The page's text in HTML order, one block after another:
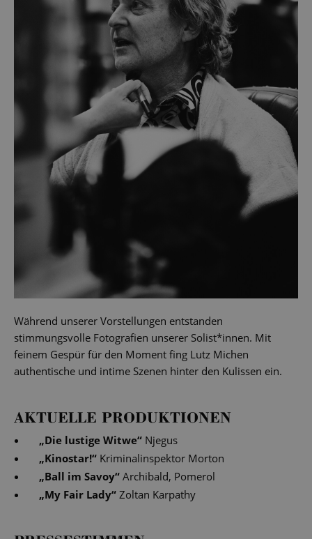
Während unserer Vorstellungen entstanden
stimmungsvolle Fotografien unserer Solist*innen. Mit
feinem Gespür für den Moment fing Lutz Michen
authentische und intime Szenen hinter den Kulissen ein.
AKTUELLE PRODUKTIONEN
„Die lustige Witwe“ Njegus
„Kinostar!“ Kriminalinspektor Morton
„Ball im Savoy“ Archibald, Pomerol
„My Fair Lady“ Zoltan Karpathy